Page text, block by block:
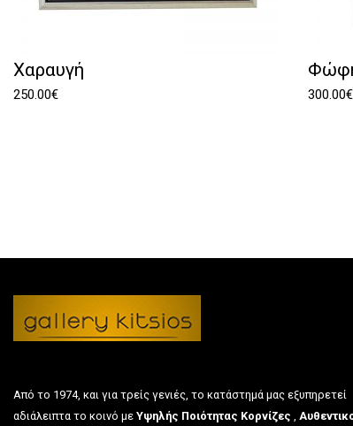
Χαραυγή
250.00€ 300.00€
Από το 1974, και για τρείς γενιές, το κατάστημά μας εξυπηρετεί
αδιάλειπτα το κοινό με Υψηλής Ποιότητας Κορνίζες